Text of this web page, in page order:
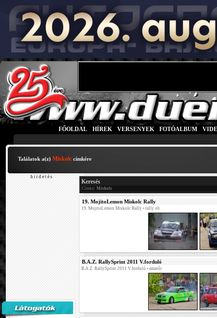
FŐOLDAL HÍREK VERSENYEK FOTÓALBUM
Találatok a(z)Miskolc címkére
h i r d e t é s
Keresés
Címke: Miskolc
19. MojitoLemon Miskolc Rally
19. MojitoLemon Miskolc Rally • rally ob
B.A.Z. RallySprint 2011 V.forduló
B.A.Z. RallySprint 2011 V.forduló • amatőr